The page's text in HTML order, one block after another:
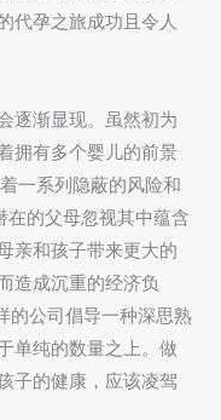
代孕之旅成功且令人
逐渐显现。虽然初为
拥有多个婴儿的前景
一系列隐蔽的风险和
在的父母忽视其中蕴含
亲和孩子带来更大的
造成沉重的经济负
的公司倡导一种深思熟
单纯的数量之上。做
子的健康，应该凌驾